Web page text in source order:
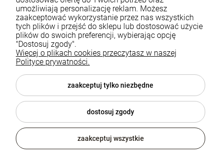
biuro@oneloft.pl
Pomoc
Płatności i dostawa
Informacje
O nas
umożliwiają personalizację reklam. Możesz
zaakceptować wykorzystanie przez nas wszystkich
tych plików i przejść do sklepu lub dostosować użycie
plików do swoich preferencji, wybierając opcję
"Dostosuj zgody".
Więcej o plikach cookies przeczytasz w naszej
Polityce prywatności.
zaakceptuj tylko niezbędne
dostosuj zgody
zaakceptuj wszystkie